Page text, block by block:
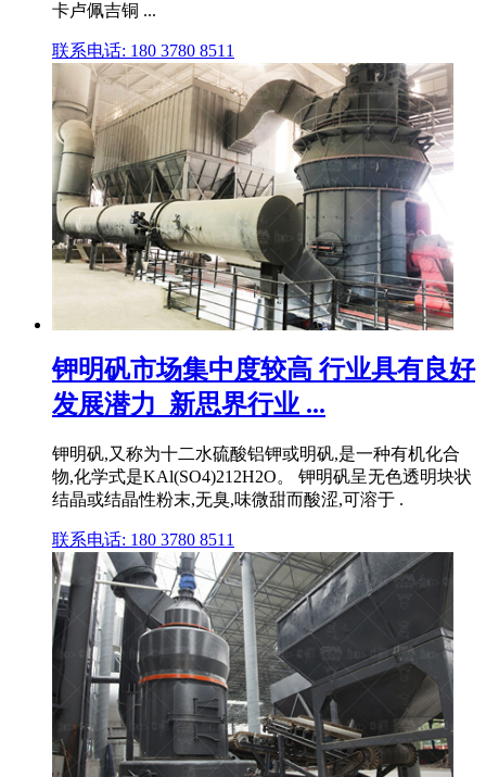
卡卢佩吉铜 ...
联系电话: 180 3780 8511
钾明矾市场集中度较高 行业具有良好
发展潜力_新思界行业 ...
钾明矾,又称为十二水硫酸铝钾或明矾,是一种有机化合
物,化学式是KAl(SO4)212H2O。 钾明矾呈无色透明块状
结晶或结晶性粉末,无臭,味微甜而酸涩,可溶于 .
联系电话: 180 3780 8511